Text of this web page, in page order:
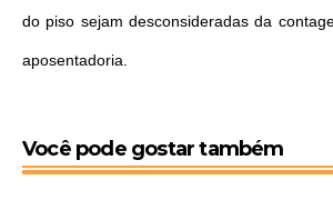
do piso sejam desconsideradas da
aposentadoria.
Você pode gostar também